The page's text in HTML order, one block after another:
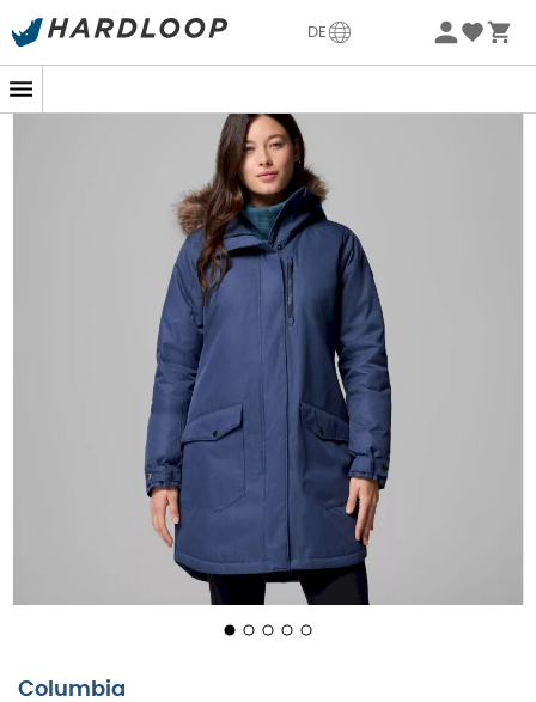
DE
Sommerangebote🔥 -5% EXTRA ab 2 Produkten* Code
Columbia
Wanderung